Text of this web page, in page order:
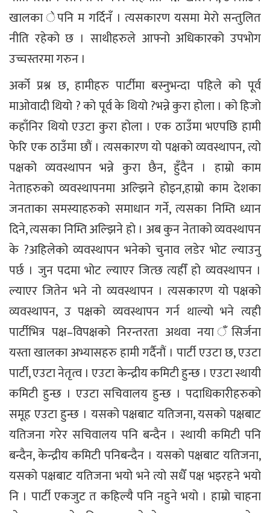
खालका ेपनि म गर्दिनँ । त्यसकारण यसमा मेरो सन्तुलित
नीति रहेको छ । साथीहरुले आफ्नो अधिकारको उपभोग
उच्चस्तरमा गरुन ।
अर्को प्रश्न छ, हामीहरु पार्टीमा बस्नुभन्दा पहिले को पूर्व
माओवादी थियो ? को पूर्व के थियो ?भन्ने कुरा होला । को हिजो
कहाँनिर थियो एउटा कुरा होला । एक ठाउँमा भएपछि हामी
फेरि एक ठाउँमा छौं । त्यसकारण यो पक्षको व्यवस्थापन, त्यो
पक्षको व्यवस्थापन भन्ने कुरा छैन, हुँदैन । हाम्रो काम
नेताहरुको व्यवस्थापनमा अल्झिने होइन,हाम्रो काम देशका
जनताका समस्याहरुको समाधान गर्ने, त्यसका निम्ति ध्यान
दिने, त्यसका निम्ति अल्झिने हो । अब कुन नेताको व्यवस्थापन
के ?अहिलेको व्यवस्थापन भनेको चुनाव लडेर भोट ल्याउनु
पर्छ । जुन पदमा भोट ल्याएर जित्छ त्यहीँ हो व्यवस्थापन ।
ल्याएर जितेन भने नो व्यवस्थापन । त्यसकारण यो पक्षको
व्यवस्थापन, उ पक्षको व्यवस्थापन गर्न थाल्यो भने त्यही
पार्टीभित्र पक्ष–विपक्षको निरन्तरता अथवा नया ँसिर्जना
यस्ता खालका अभ्यासहरु हामी गर्दैनौं । पार्टी एउटा छ, एउटा
पार्टी, एउटा नेतृत्व । एउटा केन्द्रीय कमिटी हुन्छ । एउटा स्थायी
कमिटी हुन्छ । एउटा सचिवालय हुन्छ । पदाधिकारीहरुको
समूह एउटा हुन्छ । यसको पक्षबाट यतिजना, यसको पक्षबाट
यतिजना गरेर सचिवालय पनि बन्दैन । स्थायी कमिटी पनि
बन्दैन, केन्द्रीय कमिटी पनिबन्दैन । यसको पक्षबाट यतिजना,
यसको पक्षबाट यतिजना भयो भने त्यो सधैँ पक्ष भइरहने भयो
नि । पार्टी एकजुट त कहिल्यै पनि नहुने भयो । हाम्रो चाहना